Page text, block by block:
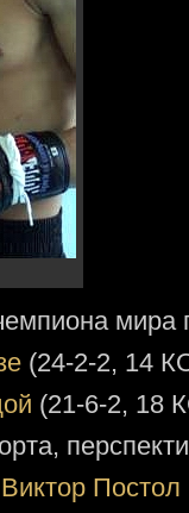
(24-2-2, 14
(21-6-2, 18
Виктор Постол